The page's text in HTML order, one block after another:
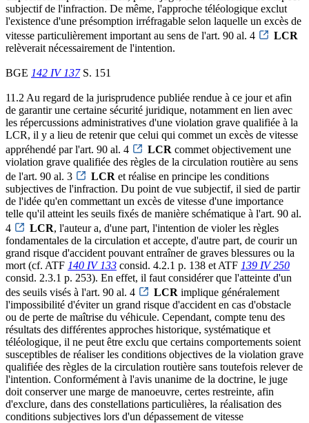
subjectif de l'infraction. De même, l'approche téléologique exclut
l'existence d'une présomption irréfragable selon laquelle un excès de
vitesse particulièrement important au sens de l'art. 90 al. 4
LCR
relèverait nécessairement de l'intention.
BGE 142 IV 137S. 151
11.2 Au regard de la jurisprudence publiée rendue à ce jour et afin
de garantir une certaine sécurité juridique, notamment en lien avec
les répercussions administratives d'une violation grave qualifiée à la
LCR, il y a lieu de retenir que celui qui commet un excès de vitesse
appréhendé par l'art. 90 al. 4
LCR commet objectivement une
violation grave qualifiée des règles de la circulation routière au sens
de l'art. 90 al. 3
LCR et réalise en principe les conditions
subjectives de l'infraction. Du point de vue subjectif, il sied de partir
de l'idée qu'en commettant un excès de vitesse d'une importance
telle qu'il atteint les seuils fixés de manière schématique à l'art. 90 al.
4
LCR, l'auteur a, d'une part, l'intention de violer les règles
fondamentales de la circulation et accepte, d'autre part, de courir un
grand risque d'accident pouvant entraîner de graves blessures ou la
mort (cf. ATF 140 IV 133 consid. 4.2.1 p. 138 et ATF 139 IV 250
consid. 2.3.1 p. 253). En effet, il faut considérer que l'atteinte d'un
des seuils visés à l'art. 90 al. 4
LCR implique généralement
l'impossibilité d'éviter un grand risque d'accident en cas d'obstacle
ou de perte de maîtrise du véhicule. Cependant, compte tenu des
résultats des différentes approches historique, systématique et
téléologique, il ne peut être exclu que certains comportements soient
susceptibles de réaliser les conditions objectives de la violation grave
qualifiée des règles de la circulation routière sans toutefois relever de
l'intention. Conformément à l'avis unanime de la doctrine, le juge
doit conserver une marge de manoeuvre, certes restreinte, afin
d'exclure, dans des constellations particulières, la réalisation des
conditions subjectives lors d'un dépassement de vitesse